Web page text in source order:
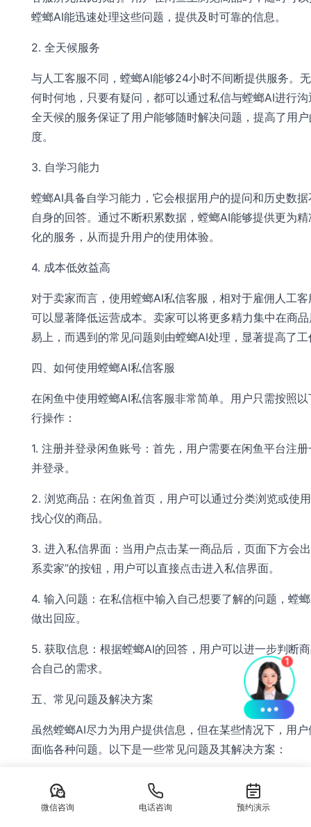
螳螂AI能迅速处理这些问题，提供及时可靠的信息。
2. 全天候服务
与人工客服不同，螳螂AI能够24小时不间断提供服务。
何时何地，只要有疑问，都可以通过私信与螳螂AI进行
全天候的服务保证了用户能够随时解决问题，提高了用
度。
3. 自学习能力
螳螂AI具备自学习能力，它会根据用户的提问和历史数
自身的回答。通过不断积累数据，螳螂AI能够提供更为
化的服务，从而提升用户的使用体验。
4. 成本低效益高
对于卖家而言，使用螳螂AI私信客服，相对于雇佣人工
可以显著降低运营成本。卖家可以将更多精力集中在商
易上，而遇到的常见问题则由螳螂AI处理，显著提高了
四、如何使用螳螂AI私信客服
在闲鱼中使用螳螂AI私信客服非常简单。用户只需按照
行操作：
1. 注册并登录闲鱼账号：首先，用户需要在闲鱼平台注
并登录。
2. 浏览商品：在闲鱼首页，用户可以通过分类浏览或使
找心仪的商品。
3. 进入私信界面：当用户点击某一商品后，页面下方会
系卖家”的按钮，用户可以直接点击进入私信界面。
4. 输入问题：在私信框中输入自己想要了解的问题，螳
做出回应。
5. 获取信息：根据螳螂AI的回答，用户可以进一步判断
合自己的需求。
五、常见问题及解决方案
虽然螳螂AI尽力为用户提供信息，但在某些情况下，用
面临各种问题。以下是一些常见问题及其解决方案：
如果螳螳螂AI提供的商品信息与实际情况不符，用户应
微信咨询 电话咨询 预约演示